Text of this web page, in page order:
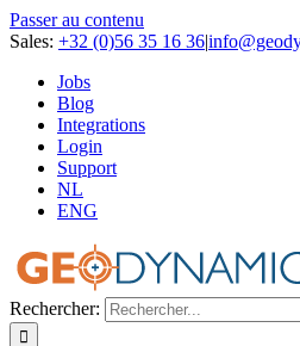
Passer au contenu
Sales: +32 (0)56 35 16 36|
Jobs
Blog
Integrations
Login
Support
NL
ENG
Rechercher: